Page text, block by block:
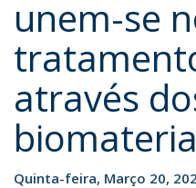
unem-se
através
Quinta-feira, Março 20,